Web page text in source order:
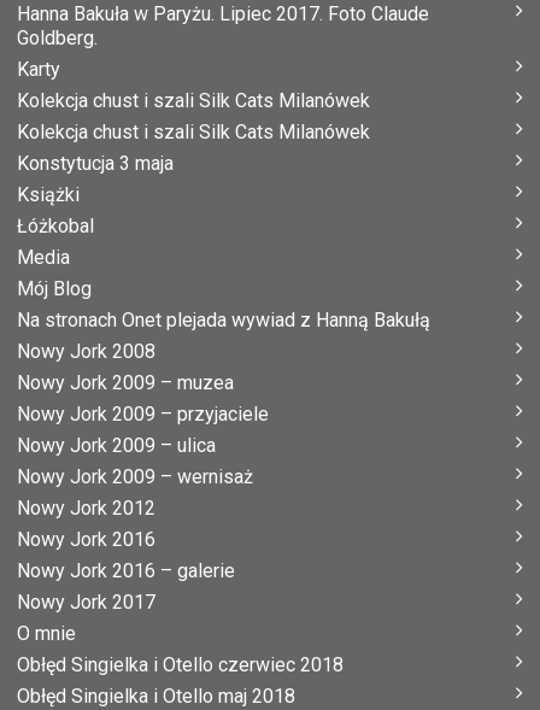
Hanna Bakuła w Paryżu. Lipiec 2017. Foto Claude
Goldberg.
Karty
Kolekcja chust i szali Silk Cats Milanówek
Kolekcja chust i szali Silk Cats Milanówek
Konstytucja 3 maja
Książki
Łóżkobal
Media
Mój Blog
Na stronach Onet plejada wywiad z Hanną Bakułą
Nowy Jork 2008
Nowy Jork 2009 – muzea
Nowy Jork 2009 – przyjaciele
Nowy Jork 2009 – ulica
Nowy Jork 2009 – wernisaż
Nowy Jork 2012
Nowy Jork 2016
Nowy Jork 2016 – galerie
Nowy Jork 2017
O mnie
Obłęd Singielka i Otello czerwiec 2018
Obłęd Singielka i Otello maj 2018